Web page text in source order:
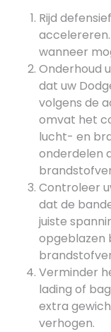
Rijd
wanneer
Onderhoud
dat uw
volgens de
omvat het
lucht- en
onderdelen
Controleer
dat de
juiste
opgeblazen
Verminder
lading of
extra
verhogen.